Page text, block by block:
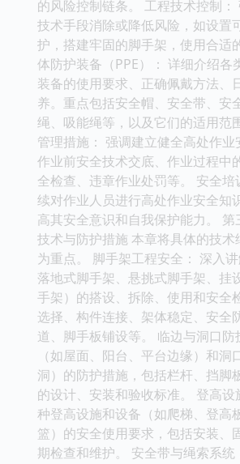
的风险控制链条。 工程技术控制
技术手段消除或降低风险，如设置
护，搭建牢固的脚手架，使用合适
体防护装备（PPE）： 详细介绍各
装备的使用要求、正确佩戴方法、
养。重点包括安全帽、安全带、安
绳、吸能绳等，以及它们的适用范
管理措施： 强调建立健全高处作业
作业前安全技术交底、作业过程中
全检查、违章作业处罚等。 安全
续对作业人员进行高处作业安全知
高其安全意识和自我保护能力。
技术与防护措施 本章将具体的技
为重点。 脚手架工程安全： 深入
落地式脚手架、悬挑式脚手架、挂
手架）的搭设、拆除、使用和安全
选择、构件连接、架体稳定、安全
道、脚手板铺设等。 临边与洞口防
（如屋面、阳台、平台边缘）和洞
洞）的防护措施，包括栏杆、挡脚
的设计、安装和验收标准。 登高
种登高设施和设备（如爬梯、登高
篮）的安全使用要求，包括安装、
期检查和维护。 安全带与绳索系